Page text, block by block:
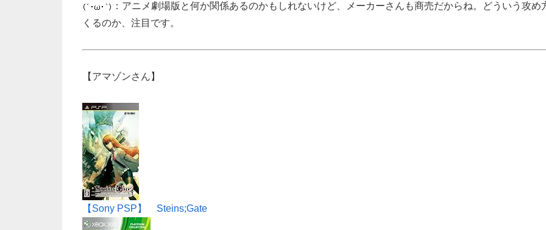
：アニメ劇場版と何か関係あるのかもしれないけど、メーカーさんも商売だからね。どういう攻め
くるのか、注目です。
【アマゾンさん】
【Sony PSP】 Steins;Gate